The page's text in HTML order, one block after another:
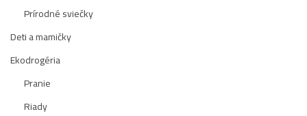
Prírodné sviečky
Deti a mamičky
Ekodrogéria
Pranie
Riady